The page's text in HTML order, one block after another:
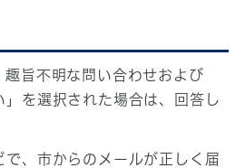
趣旨不明な問い合わせおよび
」を選択された場合は、回答し
で、市からのメールが正しく届